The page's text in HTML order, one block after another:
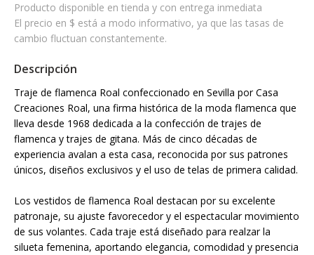
Producto disponible en tienda y con entrega inmediata
El precio en $ está a modo informativo, ya que las tasas de
cambio fluctuan constantemente.
Descripción
Traje de flamenca Roal confeccionado en Sevilla por Casa
Creaciones Roal, una firma histórica de la moda flamenca que
lleva desde 1968 dedicada a la confección de trajes de
flamenca y trajes de gitana. Más de cinco décadas de
experiencia avalan a esta casa, reconocida por sus patrones
únicos, diseños exclusivos y el uso de telas de primera calidad.
Los vestidos de flamenca Roal destacan por su excelente
patronaje, su ajuste favorecedor y el espectacular movimiento
de sus volantes. Cada traje está diseñado para realzar la
silueta femenina, aportando elegancia, comodidad y presencia